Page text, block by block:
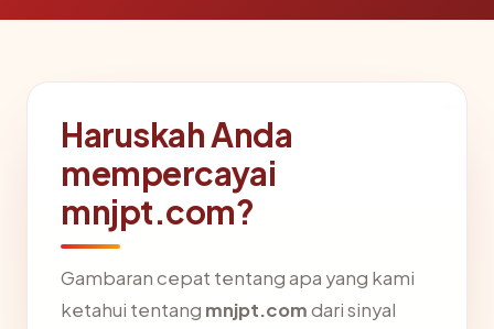
Haruskah Anda
mempercayai
mnjpt.com?
Gambaran cepat tentang apa yang kami
ketahui tentang mnjpt.comdari sinyal